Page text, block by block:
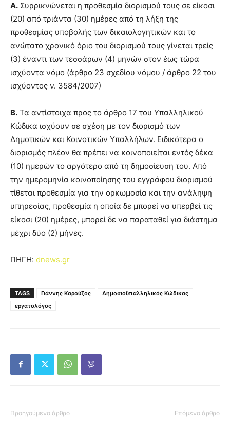
Α. Συρρικνώνεται η προθεσμία διορισμού τους σε είκοσι
(20) από τριάντα (30) ημέρες από τη λήξη της
προθεσμίας υποβολής των δικαιολογητικών και το
ανώτατο χρονικό όριο του διορισμού τους γίνεται τρείς
(3) έναντι των τεσσάρων (4) μηνών στον έως τώρα
ισχύοντα νόμο (άρθρο 23 σχεδίου νόμου / άρθρο 22 του
ισχύοντος ν. 3584/2007)
Β. Τα αντίστοιχα προς το άρθρο 17 του Υπαλληλικού
Κώδικα ισχύουν σε σχέση με τον διορισμό των
Δημοτικών και Κοινοτικών Υπαλλήλων. Ειδικότερα ο
διορισμός πλέον θα πρέπει να κοινοποιείται εντός δέκα
(10) ημερών το αργότερο από τη δημοσίευση του. Από
την ημερομηνία κοινοποίησης του εγγράφου διορισμού
τίθεται προθεσμία για την ορκωμοσία και την ανάληψη
υπηρεσίας, προθεσμία η οποία δε μπορεί να υπερβεί τις
είκοσι (20) ημέρες, μπορεί δε να παραταθεί για διάστημα
μέχρι δύο (2) μήνες.
ΠΗΓΗ: dnews.gr
TAGS Γιάννης Καρούζος
Δημοσιοϋπαλληλικός Κώδικας
εργατολόγος
Προηγούμενο άρθρο Επόμενο άρθρο